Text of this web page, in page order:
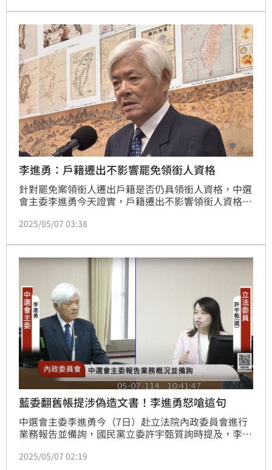
段，選務機關若有發現不合格的連署書可直接剔除不
計，並不會影響公眾利益，各級選務機關、檢調單位都
應該保持行政中立，不應超前介入，以免影響人民罷免
權的行使。
李進勇：戶籍遷出不影響罷免領銜人資格
針對罷免案領銜人遷出戶籍是否仍具領銜人資格，中選
會主委李進勇今天證實，戶籍遷出不影響領銜人資格，
2025/05/07 03:38
藍委翻舊帳提涉偽造文書！李進勇怒嗆這句
中選會主委李進勇今（7日）赴立法院內政委員會進行
業務報告並備詢，國民黨立委許宇甄質詢時提及，李進
期。李進勇答詢時則澄清，這是40年前無罪判決的陳年
2025/05/07 02:19